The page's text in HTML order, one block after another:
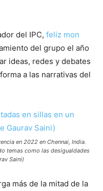
del IPC, feliz mon
del grupo el año
ideas, redes y debates
a las narrativas del
en 2022 en Chennai, India.
temas como las desigualdades
Saini)
más de la mitad de la